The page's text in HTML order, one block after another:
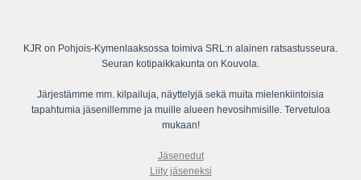
KJR on Pohjois-Kymenlaaksossa toimiva SRL:n alainen ratsastusseura.
Seuran kotipaikkakunta on Kouvola.
Järjestämme mm. kilpailuja, näyttelyjä sekä muita mielenkiintoisia
tapahtumia jäsenillemme ja muille alueen hevosihmisille. Tervetuloa
mukaan!
Jäsenedut
Liity jäseneksi